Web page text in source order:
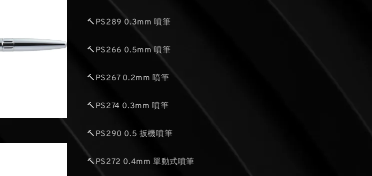
🔨PS289 0.3mm 噴筆
🔨PS266 0.5mm 噴筆
🔨PS267 0.2mm 噴筆
🔨PS274 0.3mm 噴筆
🔨PS290 0.5 扳機噴筆
🔨PS272 0.4mm 單動式噴筆